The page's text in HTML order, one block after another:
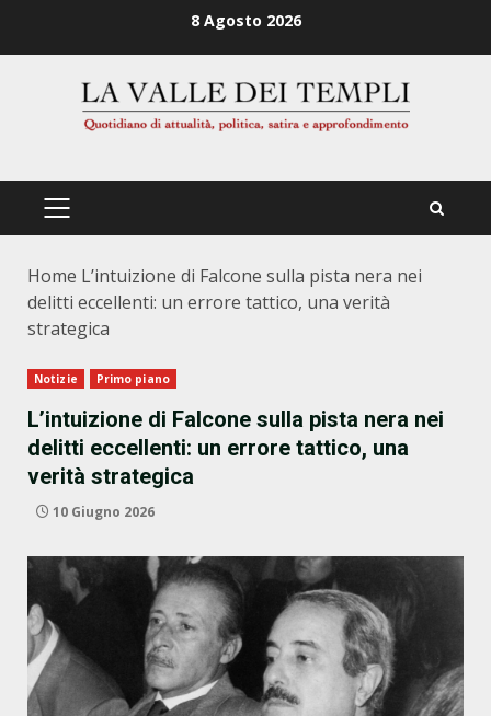
8 Agosto 2026
PRIMÄRES
Home L’intuizione di Falcone sulla pista nera nei
delitti eccellenti: un errore tattico, una verità
strategica
Notizie Primo piano
L’intuizione di Falcone sulla pista nera nei
delitti eccellenti: un errore tattico, una
verità strategica
10 Giugno 2026